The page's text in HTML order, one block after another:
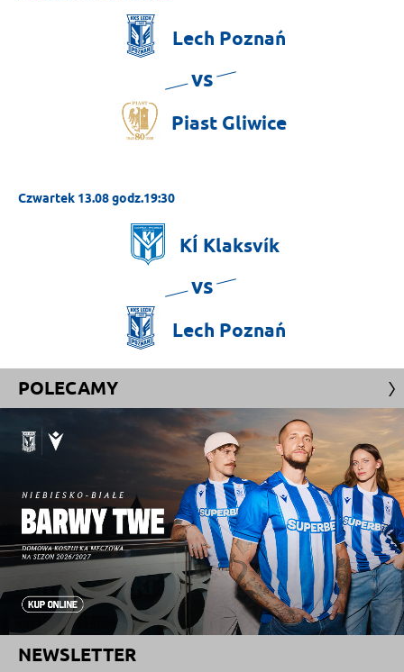
Lech Poznań
vs
Piast Gliwice
Czwartek 13.08 godz.19:30
KÍ Klaksvík
vs
Lech Poznań
POLECAMY
NEWSLETTER